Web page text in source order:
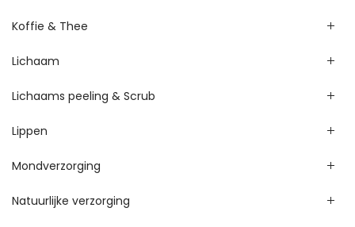
Koffie & Thee
Lichaam
Lichaams peeling & Scrub
Lippen
Mondverzorging
Natuurlijke verzorging